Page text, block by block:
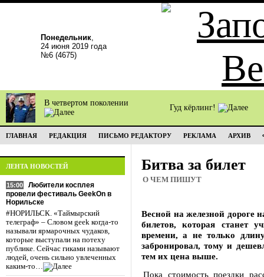
Понедельник,
24 июня 2019 года
№6 (4675)
В четвертом поколении
Гуд кёрлинг!
ГЛАВНАЯ РЕДАКЦИЯ ПИСЬМО РЕДАКТОРУ РЕКЛАМА АРХИВ
ЛЕНТА НОВОСТЕЙ
15:00
Любители косплея
провели фестиваль GeekOn в
Норильске
#НОРИЛЬСК. «Таймырский
телеграф» – Словом geek когда-то
называли ярмарочных чудаков,
которые выступали на потеху
публике. Сейчас гиками называют
людей, очень сильно увлеченных
каким-то…
Битва за билет
О ЧЕМ ПИШУТ
Весной на железной дороге
билетов, которая станет
времени, а не только
забронировал, тому и
тем их цена выше.
Пока стоимость поездки